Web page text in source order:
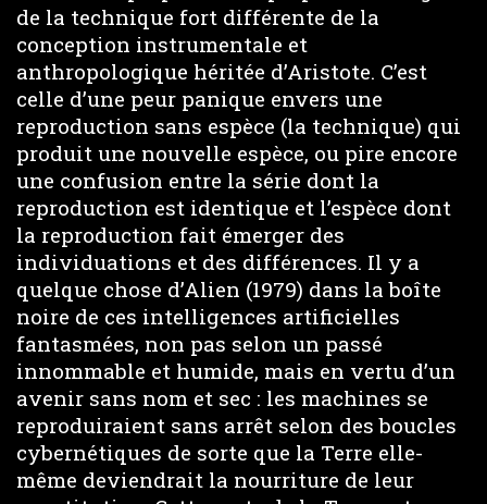
de la technique fort différente de la
conception instrumentale et
anthropologique héritée d’Aristote. C’est
celle d’une peur panique envers une
reproduction sans espèce (la technique) qui
produit une nouvelle espèce, ou pire encore
une confusion entre la série dont la
reproduction est identique et l’espèce dont
la reproduction fait émerger des
individuations et des différences. Il y a
quelque chose d’Alien (1979) dans la boîte
noire de ces intelligences artificielles
fantasmées, non pas selon un passé
innommable et humide, mais en vertu d’un
avenir sans nom et sec : les machines se
reproduiraient sans arrêt selon des boucles
cybernétiques de sorte que la Terre elle-
même deviendrait la nourriture de leur